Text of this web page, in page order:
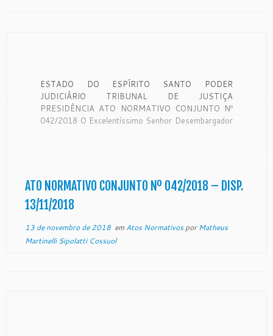
ESTADO DO ESPÍRITO SANTO PODER
JUDICIÁRIO TRIBUNAL DE JUSTIÇA
PRESIDÊNCIA ATO NORMATIVO CONJUNTO Nº
042/2018 O Excelentíssimo Senhor Desembargador
Geral da Justiça do Estado do […]
ATO NORMATIVO CONJUNTO Nº 042/2018 – DISP.
13/11/2018
13 de novembro de 2018em Atos NormativosporMatheus
Martinelli Sipolatti Cossuol